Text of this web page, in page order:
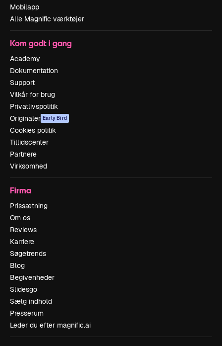
Mobilapp
Alle Magnific værktøjer
Kom godt i gang
Academy
Dokumentation
Support
Vilkår for brug
Privatlivspolitik
Originaler Early Bird
Cookies politik
Tillidscenter
Partnere
Virksomhed
Firma
Prissætning
Om os
Reviews
Karriere
Søgetrends
Blog
Begivenheder
Slidesgo
Sælg indhold
Presserum
Leder du efter magnific.ai